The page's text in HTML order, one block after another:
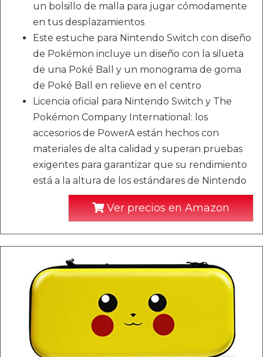
un bolsillo de malla para jugar cómodamente
en tus desplazamientos
Este estuche para Nintendo Switch con diseño
de Pokémon incluye un diseño con la silueta
de una Poké Ball y un monograma de goma
de Poké Ball en relieve en el centro
Licencia oficial para Nintendo Switch y The
Pokémon Company International: los
accesorios de PowerA están hechos con
materiales de alta calidad y superan pruebas
exigentes para garantizar que su rendimiento
está a la altura de los estándares de Nintendo
Ver precios en Amazon